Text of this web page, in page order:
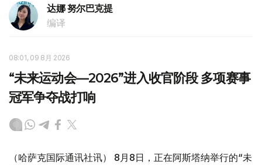
达娜 努尔巴克提
编译
08:01, 09 8月 2026
“未来运动会—2026”进入收官阶段 多项赛事
冠军争夺战打响
（哈萨克国际通讯社讯） 8月8日，正在阿斯塔纳举行的“未